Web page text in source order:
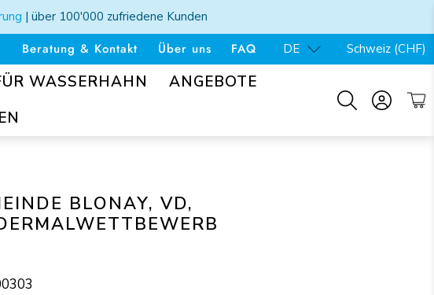
| über 100'000 zufriedene Kunden
Beratung & Kontakt Über uns FAQ DE Schweiz (CHF)
WASSERHAHN
ANGEBOTE
BLONAY, VD,